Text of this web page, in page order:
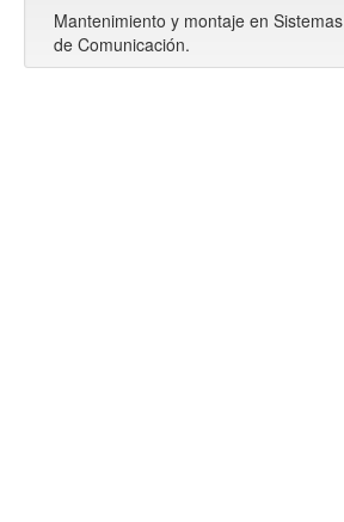
Mantenimiento y montaje en Sistemas
de Comunicación.